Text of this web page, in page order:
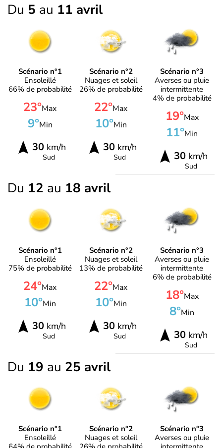
Du 5 au 11 avril
Scénario n°1
Ensoleillé
66% de probabilité
23°Max
9°Min
30km/h
Sud
Scénario n°2
Nuages et soleil
26% de probabilité
22°Max
10°Min
30km/h
Sud
Scénario n°3
Averses ou pluie
intermittente
4% de probabilité
19°Max
11°Min
30 km/h
Sud
Du 12 au 18 avril
Scénario n°1
Ensoleillé
75% de probabilité
24°Max
10°Min
30km/h
Sud
Scénario n°2
Nuages et soleil
13% de probabilité
22°Max
10°Min
30km/h
Sud
Scénario n°3
Averses ou pluie
intermittente
6% de probabilité
18°Max
8°Min
30 km/h
Sud
Du 19 au 25 avril
Scénario n°1
Ensoleillé
Scénario n°2
Nuages et soleil
Scénario n°3
Averses ou pluie